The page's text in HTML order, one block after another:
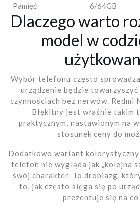
Pamięć
6/64GB
Dlaczego warto
model w
Wybór telefonu często
urządzenie będzie towarzyszyć
czynnościach bez nerwów.
Błękitny jest właśnie takim
praktycznym, nastawionym na
stosunek ceny do
Dodatkowo wariant kolorystyczny
telefon nie wygląda jak „kolejna
swój charakter. To drobiazg,
to, jak często sięga się po
prezentuje się na co